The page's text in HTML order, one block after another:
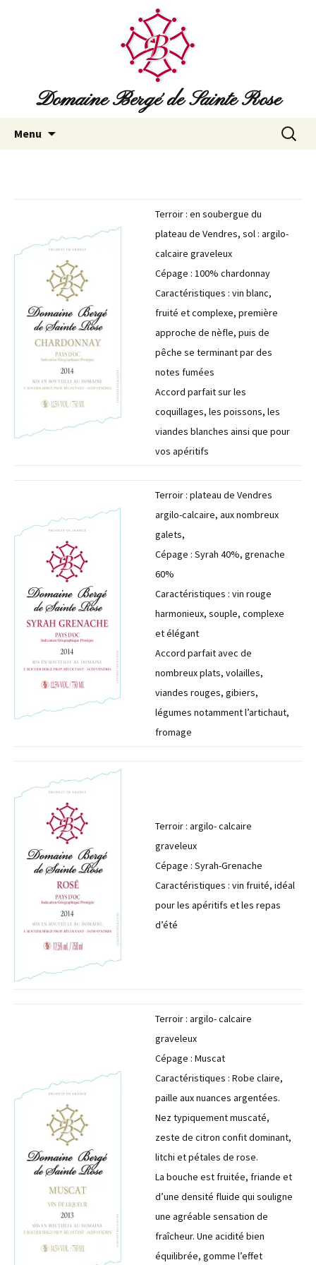
Domaine Bergé de Sainte Rose
Menu
Terroir : en soubergue du
plateau de Vendres, sol : argilo-
calcaire graveleux
Cépage : 100% chardonnay
Caractéristiques : vin blanc,
fruité et complexe, première
approche de nèfle, puis de
pêche se terminant par des
notes fumées
Accord parfait sur les
coquillages, les poissons, les
viandes blanches ainsi que pour
vos apéritifs
Terroir : plateau de Vendres
argilo-calcaire, aux nombreux
galets,
Cépage : Syrah 40%, grenache
60%
Caractéristiques : vin rouge
harmonieux, souple, complexe
et élégant
Accord parfait avec de
nombreux plats, volailles,
viandes rouges, gibiers,
légumes notamment l’artichaut,
fromage
Terroir : argilo- calcaire
graveleux
Cépage : Syrah-Grenache
Caractéristiques : vin fruité, idéal
pour les apéritifs et les repas
d’été
Terroir : argilo- calcaire
graveleux
Cépage : Muscat
Caractéristiques : Robe claire,
paille aux nuances argentées.
Nez typiquement muscaté,
zeste de citron confit dominant,
litchi et pétales de rose.
La bouche est fruitée, friande et
d’une densité fluide qui souligne
une agréable sensation de
fraîcheur. Une acidité bien
équilibrée, gomme l’effet